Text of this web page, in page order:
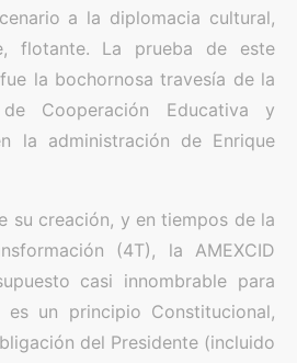
a la diplomacia cultural,
flotante. La prueba de este
la bochornosa travesía de la
Cooperación Educativa y
la administración de Enrique
su creación, y en tiempos de la
(4T), la AMEXCID
casi innombrable para
un principio Constitucional,
del Presidente (incluido